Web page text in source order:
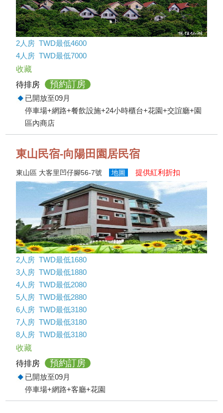
2人房 TWD最低4600
4人房 TWD最低7000
收藏
待排房
預約訂房
已開放至09月
停車場+網路+餐飲設施+24小時櫃台+花園+交誼廳+園
區內商店
東山民宿-向陽田園居民宿
東山區 大客里凹仔腳56-7號 地圖 提供紅利折扣
2人房 TWD最低1680
3人房 TWD最低1880
4人房 TWD最低2080
5人房 TWD最低2880
6人房 TWD最低3180
7人房 TWD最低3180
8人房 TWD最低3180
收藏
待排房
預約訂房
已開放至09月
停車場+網路+客廳+花園